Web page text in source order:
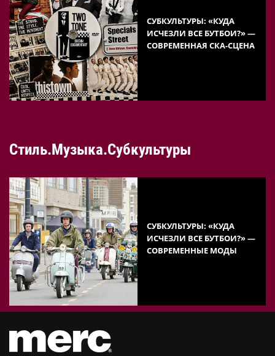
СУБКУЛЬТУРЫ: «КУДА
ИСЧЕЗЛИ ВСЕ БУТБОИ?» —
СОВРЕМЕННАЯ СКА-СЦЕНА
Стиль.Музыка.Субкультуры
СУБКУЛЬТУРЫ: «КУДА
ИСЧЕЗЛИ ВСЕ БУТБОИ?» —
СОВРЕМЕННЫЕ МОДЫ